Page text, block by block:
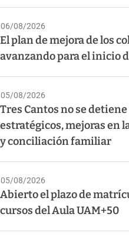
06/08/2026
El plan de mejora de los
avanzando para el inicio
05/08/2026
Tres Cantos no se
estratégicos, mejoras en
y conciliación familiar
05/08/2026
Abierto el plazo de
cursos del Aula UAM+50